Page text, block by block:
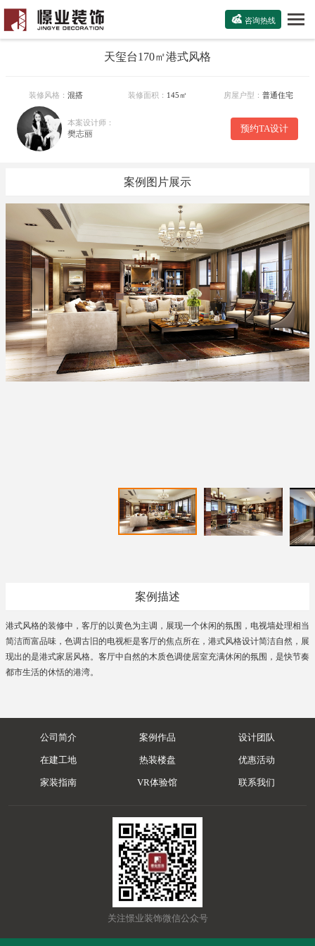
 咨询热线
天玺台170㎡港式风格
装修风格：混搭 装修面积： 145㎡ 房屋户型：普通住宅
预约TA设计
本案设计师：
樊志丽
案例图片展示
案例描述
港式风格的装修中，客厅的以黄色为主调，展现一个休闲的氛围，电视墙处理相当
简洁而富品味，色调古旧的电视柜是客厅的焦点所在，港式风格设计简洁自然，展
现出的是港式家居风格。客厅中自然的木质色调使居室充满休闲的氛围，是快节奏
都市生活的休恬的港湾。
公司简介 案例作品 设计团队
在建工地 热装楼盘 优惠活动
家装指南 VR体验馆 联系我们
关注憬业装饰微信公众号